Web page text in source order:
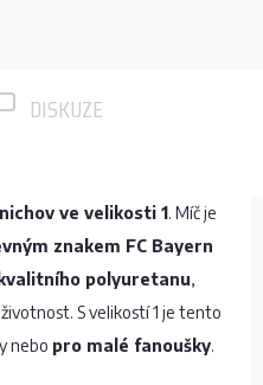
DISKUZE
ve velikosti 1. Míč je
znakem FC Bayern
polyuretanu,
S velikostí 1 je tento
nebo pro malé fanoušky.